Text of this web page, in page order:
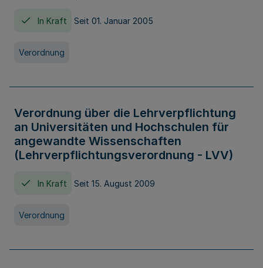
In Kraft Seit 01. Januar 2005
Verordnung
Verordnung über die Lehrverpflichtung
an Universitäten und Hochschulen für
angewandte Wissenschaften
(Lehrverpflichtungsverordnung - LVV)
In Kraft Seit 15. August 2009
Verordnung